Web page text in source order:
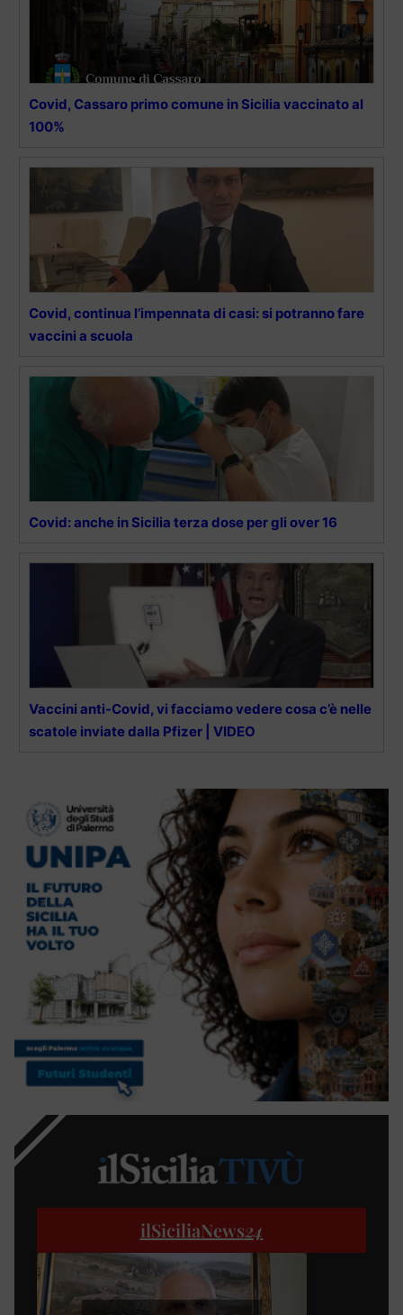
Covid, Cassaro primo comune in Sicilia vaccinato al
100%
Covid, continua l’impennata di casi: si potranno fare
vaccini a scuola
Covid: anche in Sicilia terza dose per gli over 16
Vaccini anti-Covid, vi facciamo vedere cosa c’è nelle
scatole inviate dalla Pfizer | VIDEO
ilSiciliaNews24